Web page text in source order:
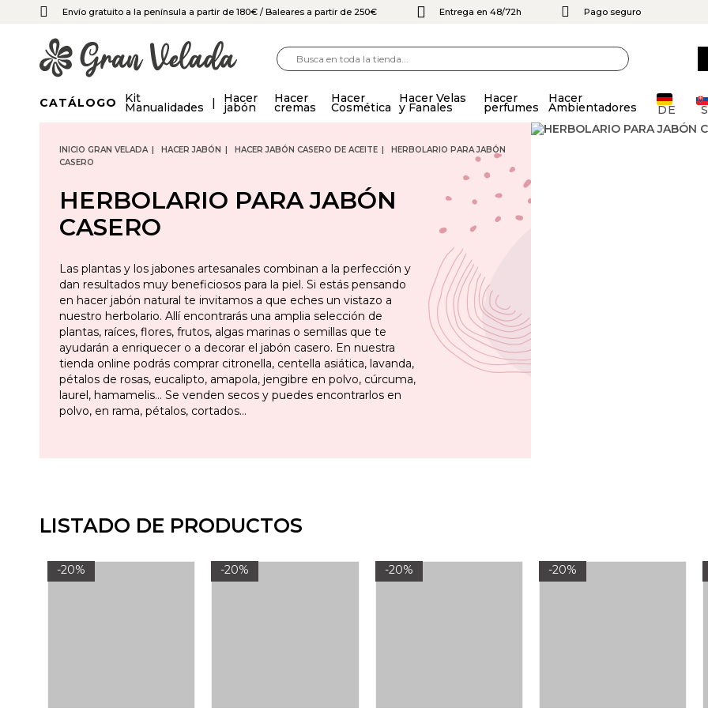
Envío gratuito a la península a partir de 180€ / Baleares a partir de 250€ Entrega en 48/72h Pago seguro
CATÁLOGO Kit
Manualidades
Hacer
jabón
Hacer
cremas
Hacer
Cosmética
Hacer Velas
y Fanales
Hacer
perfumes
Hacer
Ambientadores DE
INICIO GRAN VELADA HACER JABÓN HACER JABÓN CASERO DE ACEITE
HERBOLARIO PARA JABÓN
CASERO
HERBOLARIO PARA JABÓN
CASERO
Las plantas y los jabones artesanales combinan a la perfección y
dan resultados muy beneficiosos para la piel. Si estás pensando
en hacer jabón natural te invitamos a que eches un vistazo a
nuestro herbolario. Allí encontrarás una amplia selección de
plantas, raíces, flores, frutos, algas marinas o semillas que te
ayudarán a enriquecer o a decorar el jabón casero. En nuestra
tienda online podrás comprar citronella, centella asiática, lavanda,
pétalos de rosas, eucalipto, amapola, jengibre en polvo, cúrcuma,
laurel, hamamelis… Se venden secos y puedes encontrarlos en
polvo, en rama, pétalos, cortados…
LISTADO DE PRODUCTOS
-20% -20% -20% -20%